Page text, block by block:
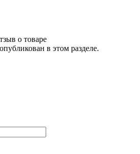
о товаре
в этом разделе.